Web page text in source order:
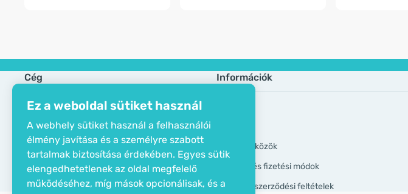
Ez a weboldal sütiket használ
A webhely sütiket használ a felhasználói
élmény javítása és a személyre szabott
tartalmak biztosítása érdekében. Egyes sütik
elengedhetetlenek az oldal megfelelő
működéséhez, míg mások opcionálisak, és a
Cég
Öko tanusítvány
Elérhetőségek
Rólunk
Információk
GDPR eszközök
Szállítási és fizetési módok
Általános szerződési feltételek